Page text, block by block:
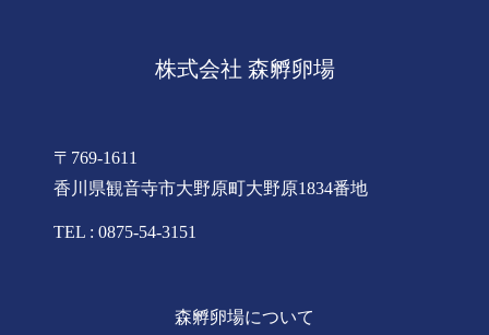
株式会社 森孵卵場
〒769-1611
香川県観音寺市大野原町大野原1834番地
TEL : 0875-54-3151
森孵卵場について